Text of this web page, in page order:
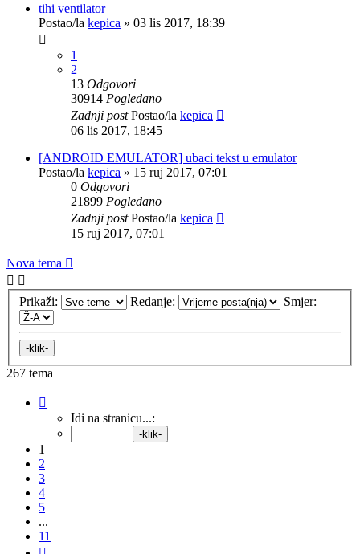
tihi ventilator
Postao/la kepica » 03 lis 2017, 18:39
1
2
13 Odgovori
30914 Pogledano
Zadnji postPostao/la kepica
06 lis 2017, 18:45
[ANDROID EMULATOR] ubaci tekst u emulator
Postao/la kepica » 15 ruj 2017, 07:01
0 Odgovori
21899 Pogledano
Zadnji postPostao/la kepica
15 ruj 2017, 07:01
Nova tema
Prikaži: Redanje: Smjer:
267 tema
11 Idi na stranicu...:
1
2
3
4
5
...
11